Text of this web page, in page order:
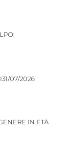
31/07/2026
IN ETÀ